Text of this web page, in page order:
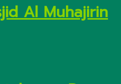
Al Muhajirin